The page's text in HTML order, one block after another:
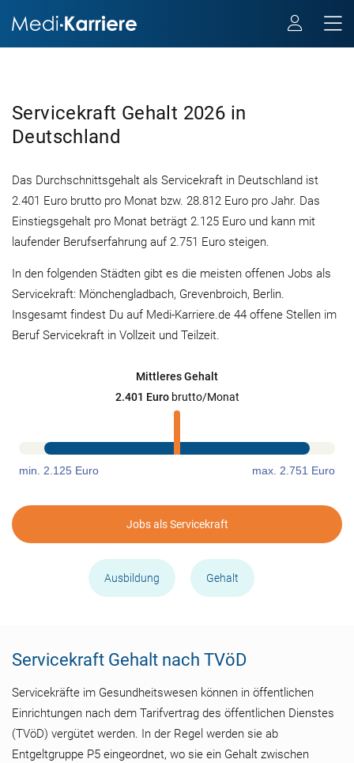
Servicekraft Gehalt 2026 in
Deutschland
Das Durchschnittsgehalt als Servicekraft in Deutschland ist
2.401 Euro brutto pro Monat bzw. 28.812 Euro pro Jahr. Das
Einstiegsgehalt pro Monat beträgt 2.125 Euro und kann mit
laufender Berufserfahrung auf 2.751 Euro steigen.
In den folgenden Städten gibt es die meisten offenen Jobs als
Servicekraft: Mönchengladbach, Grevenbroich, Berlin.
Insgesamt findest Du auf Medi-Karriere.de 44 offene Stellen im
Beruf Servicekraft in Vollzeit und Teilzeit.
Mittleres Gehalt
2.401 Euro brutto/Monat
min. 2.125 Euro max. 2.751 Euro
Jobs als Servicekraft
Ausbildung Gehalt
Servicekraft Gehalt nach TVöD
Servicekräfte im Gesundheitswesen können in öffentlichen
Einrichtungen nach dem Tarifvertrag des öffentlichen Dienstes
(TVöD) vergütet werden. In der Regel werden sie ab
Entgeltgruppe P5 eingeordnet, wo sie ein Gehalt zwischen